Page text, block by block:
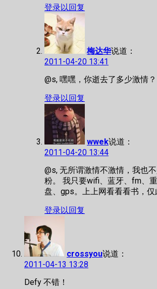
登录以回复
梅达华说道：
2011-04-20 13:41
@s, 嘿嘿，你逝去了多少激情？
登录以回复
wwek说道：
2011-04-20 13:44
@s, 无所谓激情不激情，我也
粉。 我只要wifi、蓝牙、fm、
盘、gps。上上网看看看书，仅
登录以回复
crossyou说道：
2011-04-13 13:28
Defy 不错！